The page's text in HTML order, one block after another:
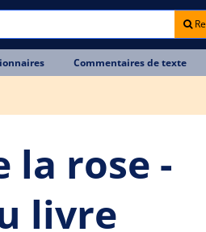
Commentaires de texte
la rose -
livre